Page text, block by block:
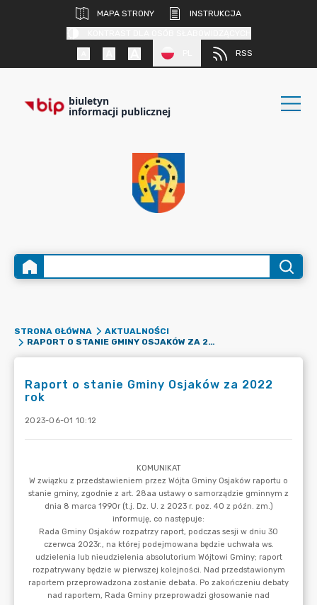
MAPA STRONY
INSTRUKCJA
RSS
biuletyn
informacji publicznej
STRONA GŁÓWNA
AKTUALNOŚCI
RAPORT O STANIE GMINY OSJAKÓW ZA 2022 ROK
Raport o stanie Gminy Osjaków za 2022
rok
2023-06-01 10:12